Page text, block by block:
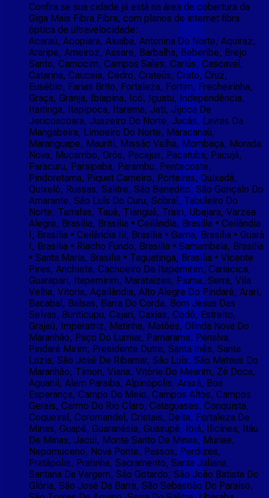
Confira se sua cidade já está na área de cobertura da
Giga Mais Fibra Fibra, com planos de internet fibra
óptica de ultravelocidade:
Acaraú, Acopiara, Aiuaba, Antonina Do Norte, Aquiraz,
Araripe, Arneiroz, Assare, Barbalha, Beberibe, Brejo
Santo, Camocim, Campos Sales, Cariús, Cascavel,
Catarina, Caucaia, Cedro, Crateús, Crato, Cruz,
Eusébio, Farias Brito, Fortaleza, Fortim, Frecheirinha,
Graça, Granja, Ibiapina, Icó, Iguatu, Independência,
Itaitinga, Itapipoca, Itarema, Jati, Jijoca De
Jericoacoara, Juazeiro Do Norte, Jucás, Lavras Da
Mangabeira, Limoeiro Do Norte, Maracanaú,
Maranguape, Mauriti, Missão Velha, Mombaça, Morada
Nova, Mucambo, Orós, Pacajus, Pacatuba, Pacujá,
Paracuru, Paraipaba, Parambu, Pentecoste,
Pindoretama, Piquet Carneiro, Porteiras, Quixadá,
Quixelô, Russas, Salitre, São Benedito, São Gonçalo Do
Amarante, São Luís Do Curu, Sobral, Tabuleiro Do
Norte, Tarrafas, Tauá, Tianguá, Trairi, Ubajara, Varzea
Alegre, Brasilia, Brasilia • Ceilândia, Brasilia • Ceilândia
I, Brasilia • Ceilândia Iii, Brasilia • Gama, Brasilia • Guará
I, Brasilia • Riacho Fundo, Brasilia • Samambaia, Brasilia
• Santa Maria, Brasilia • Taguatinga, Brasilia • Vicente
Pires, Anchieta, Cachoeiro De Itapemirim, Cariacica,
Guarapari, Itapemirim, Marataizes, Piuma, Serra, Vila
Velha, Vitoria, Açailândia, Alto Alegre Do Pindaré, Arari,
Bacabal, Balsas, Barra Do Corda, Bom Jesus Das
Selvas, Buriticupu, Cajari, Caxias, Codó, Estreito,
Grajaú, Imperatriz, Matinha, Matões, Olinda Nova Do
Maranhão, Paço Do Lumiar, Parnarama, Penalva,
Pindaré Mirim, Presidente Dutra, Santa Inês, Santa
Luzia, São José De Ribamar, São Luís, São Mateus Do
Maranhão, Timon, Viana, Vitória Do Mearim, Zé Doca,
Aguanil, Alem Paraiba, Alpinópolis, Araxá, Boa
Esperança, Campo Do Meio, Campos Altos, Campos
Gerais, Carmo Do Rio Claro, Cataguases, Conquista,
Coqueiral, Coromandel, Cristais, Delta, Fortaleza De
Minas, Guapé, Guaranésia, Guaxupé, Ibiá, Ilicínea, Itáu
De Minas, Jacuí, Monte Santo De Minas, Muriae,
Nepomuceno, Nova Ponte, Passos, Perdizes,
Pratápolis, Pratinha, Sacramento, Santa Juliana,
Santana Da Vargem, São Gotardo, São João Batista Do
Glória, São José Da Barra, São Sebastião Do Paraíso,